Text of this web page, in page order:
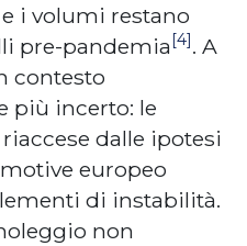
i volumi restano
pre-pandemia [4] . A
contesto
più incerto: le
dalle ipotesi
europeo
di instabilità.
non